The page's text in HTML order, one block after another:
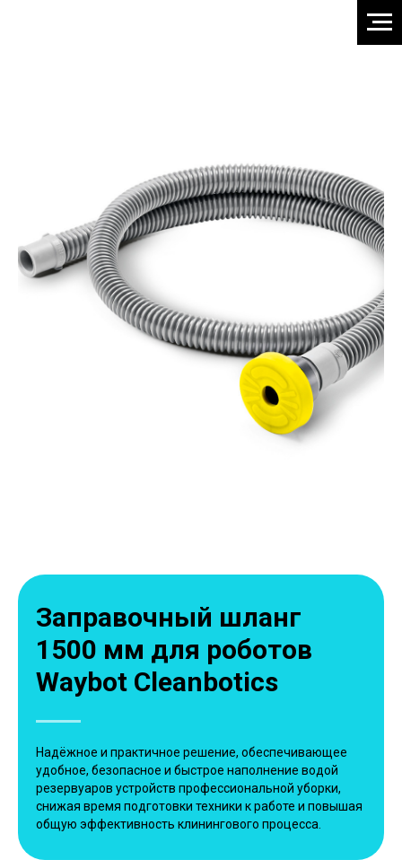
Заправочный шланг
1500 мм для роботов
Waybot Cleanbotics
Надёжное и практичное решение, обеспечивающее
удобное, безопасное и быстрое наполнение водой
резервуаров устройств профессиональной уборки,
снижая время подготовки техники к работе и повышая
общую эффективность клинингового процесса.